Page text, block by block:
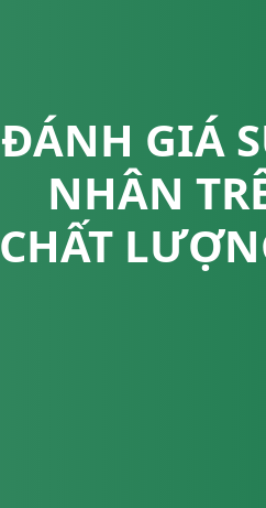
ĐÁNH GIÁ
NHÂN
CHẤT